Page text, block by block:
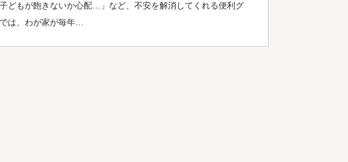
どもが飽きないか心配…」など、不安を解消してくれる便利グ
は、わが家が毎年…